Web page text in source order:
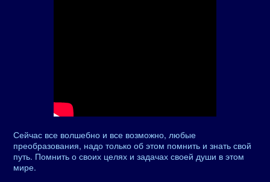
Сейчас все волшебно и все возможно, любые
преобразования, надо только об этом помнить и знать свой
путь. Помнить о своих целях и задачах своей души в этом
мире.